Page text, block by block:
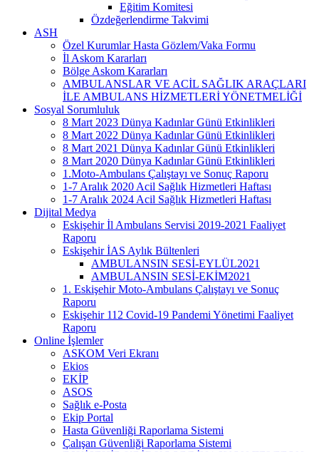
Eğitim Komitesi
Özdeğerlendirme Takvimi
ASH
Özel Kurumlar Hasta Gözlem/Vaka Formu
İl Askom Kararları
Bölge Askom Kararları
AMBULANSLAR VE ACİL SAĞLIK ARAÇLARI
İLE AMBULANS HİZMETLERİ YÖNETMELİĞİ
Sosyal Sorumluluk
8 Mart 2023 Dünya Kadınlar Günü Etkinlikleri
8 Mart 2022 Dünya Kadınlar Günü Etkinlikleri
8 Mart 2021 Dünya Kadınlar Günü Etkinlikleri
8 Mart 2020 Dünya Kadınlar Günü Etkinlikleri
1.Moto-Ambulans Çalıştayı ve Sonuç Raporu
1-7 Aralık 2020 Acil Sağlık Hizmetleri Haftası
1-7 Aralık 2024 Acil Sağlık Hizmetleri Haftası
Dijital Medya
Eskişehir İl Ambulans Servisi 2019-2021 Faaliyet
Raporu
Eskişehir İAS Aylık Bültenleri
AMBULANSIN SESİ-EYLÜL2021
AMBULANSIN SESİ-EKİM2021
1. Eskişehir Moto-Ambulans Çalıştayı ve Sonuç
Raporu
Eskişehir 112 Covid-19 Pandemi Yönetimi Faaliyet
Raporu
Online İşlemler
ASKOM Veri Ekranı
Ekios
EKİP
ASOS
Sağlık e-Posta
Ekip Portal
Hasta Güvenliği Raporlama Sistemi
Çalışan Güvenliği Raporlama Sistemi